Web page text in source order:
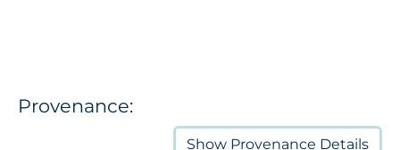
Provenance:
Show Provenance Details